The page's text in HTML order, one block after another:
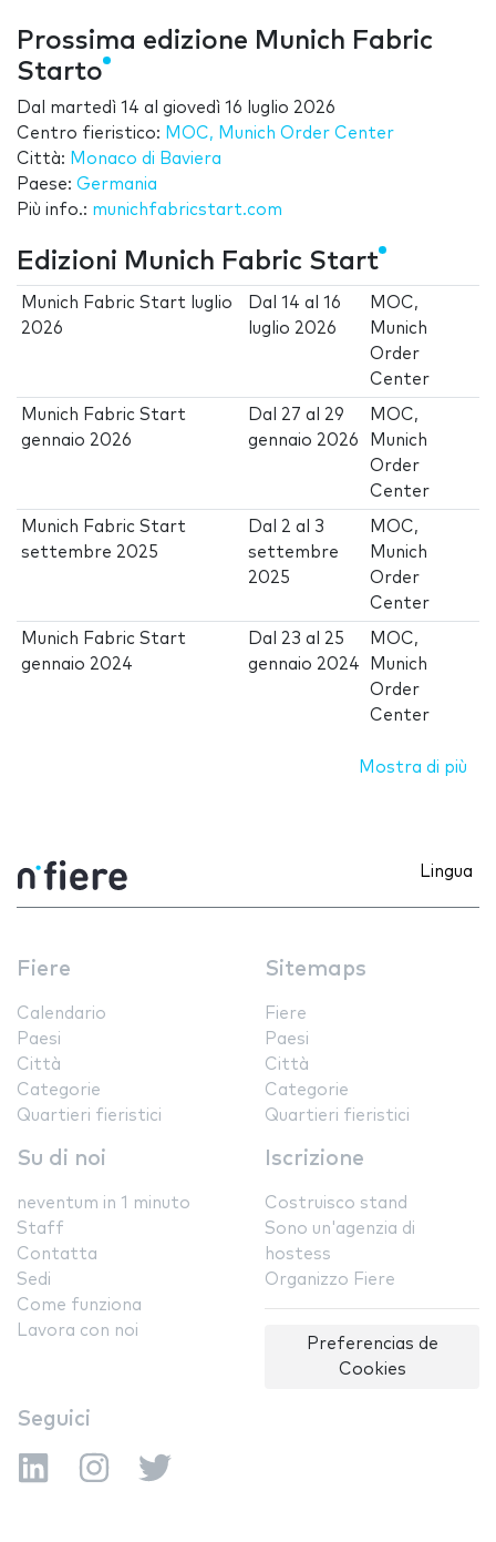
Prossima edizione Munich Fabric
Starto
Dal martedì 14 al giovedì 16 luglio 2026
Centro fieristico: MOC, Munich Order Center
Città: Monaco di Baviera
Paese: Germania
Più info.: munichfabricstart.com
Edizioni Munich Fabric Start
Munich Fabric Start luglio
2026
Dal14 al16
luglio 2026
MOC,
Munich
Order
Center
Munich Fabric Start
gennaio 2026
Dal 27 al 29
gennaio 2026
MOC,
Munich
Order
Center
Munich Fabric Start
settembre 2025
Dal 2 al 3
settembre
2025
MOC,
Munich
Order
Center
Munich Fabric Start
gennaio 2024
Dal 23 al 25
gennaio 2024
MOC,
Munich
Order
Center
Mostra di più
Lingua
Fiere
Calendario
Paesi
Città
Categorie
Quartieri fieristici
Sitemaps
Fiere
Paesi
Città
Categorie
Quartieri fieristici
Su di noi
neventum in 1 minuto
Staff
Contatta
Sedi
Come funziona
Lavora con noi
Iscrizione
Costruisco stand
Sono un'agenzia di
hostess
Organizzo Fiere
Preferencias de
Cookies
Seguici